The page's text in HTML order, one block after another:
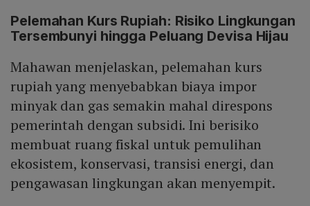
Pelemahan Kurs Rupiah: Risiko Lingkungan
Tersembunyi hingga Peluang Devisa Hijau
Mahawan menjelaskan, pelemahan kurs
rupiah yang menyebabkan biaya impor
minyak dan gas semakin mahal direspons
pemerintah dengan subsidi. Ini berisiko
membuat ruang fiskal untuk pemulihan
ekosistem, konservasi, transisi energi, dan
pengawasan lingkungan akan menyempit.